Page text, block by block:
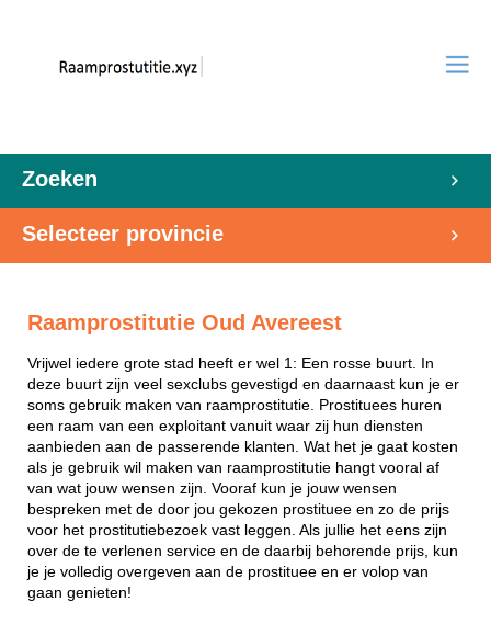
Zoeken
Selecteer provincie
Raamprostitutie Oud Avereest
Vrijwel iedere grote stad heeft er wel 1: Een rosse buurt. In
deze buurt zijn veel sexclubs gevestigd en daarnaast kun je er
soms gebruik maken van raamprostitutie. Prostituees huren
een raam van een exploitant vanuit waar zij hun diensten
aanbieden aan de passerende klanten. Wat het je gaat kosten
als je gebruik wil maken van raamprostitutie hangt vooral af
van wat jouw wensen zijn. Vooraf kun je jouw wensen
bespreken met de door jou gekozen prostituee en zo de prijs
voor het prostitutiebezoek vast leggen. Als jullie het eens zijn
over de te verlenen service en de daarbij behorende prijs, kun
je je volledig overgeven aan de prostituee en er volop van
gaan genieten!